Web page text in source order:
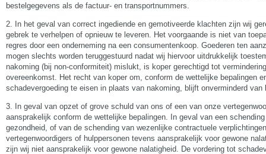
bestelgegevens als de factuur- en transportnummers.
2. In het geval van correct ingediende en gemotiveerde klachten zijn wij
gebrek te verhelpen of opnieuw te leveren. Het voorgaande is niet van
regres door een onderneming na een consumentenkoop. Goederen ten
mogen slechts worden teruggestuurd nadat wij hiervoor uitdrukkelijk
nakoming (bij non-conformiteit) mislukt, is koper gerechtigd tot
overeenkomst. Het recht van koper om, conform de wettelijke bepalingen
schadevergoeding te eisen in plaats van nakoming, blijft onverminderd van
3. In geval van opzet of grove schuld van ons of een van onze
aansprakelijk conform de wettelijke bepalingen. In geval van een
gezondheid, of van de schending van wezenlijke contractuele
vertegenwoordigers of hulppersonen tevens aansprakelijk voor gewone
zijn wij niet aansprakelijk voor gewone nalatigheid. De vordering tot